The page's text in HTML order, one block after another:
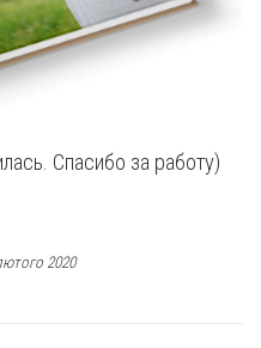
Спасибо за работу)
2020